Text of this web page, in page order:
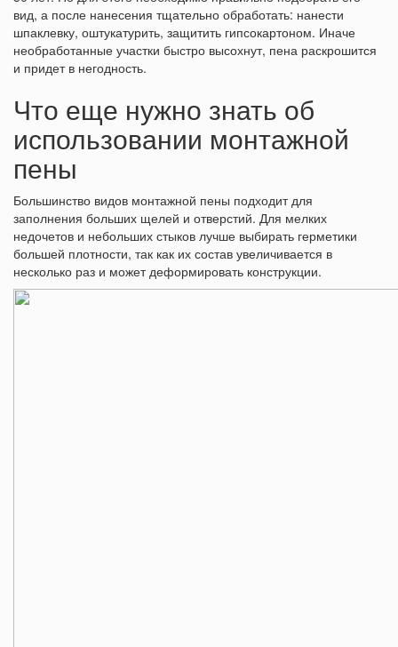
вид, а после нанесения тщательно обработать: нанести
шпаклевку, оштукатурить, защитить гипсокартоном. Иначе
необработанные участки быстро высохнут, пена раскрошится
и придет в негодность.
Что еще нужно знать об
использовании монтажной
пены
Большинство видов монтажной пены подходит для
заполнения больших щелей и отверстий. Для мелких
недочетов и небольших стыков лучше выбирать герметики
большей плотности, так как их состав увеличивается в
несколько раз и может деформировать конструкции.